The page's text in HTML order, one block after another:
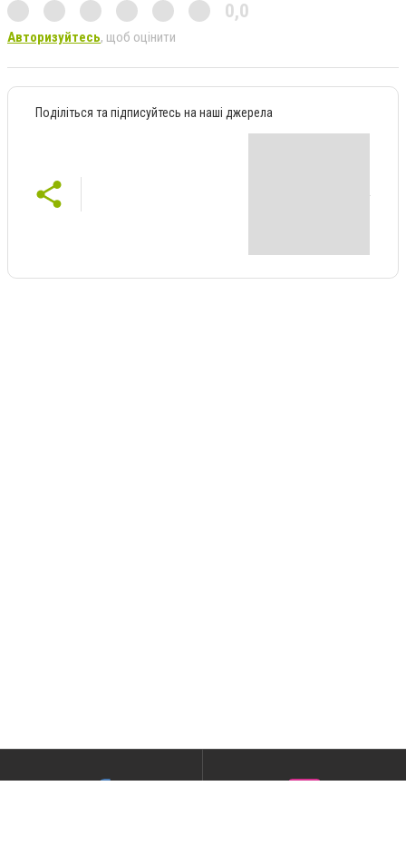
0,0
Авторизуйтесь, щоб оцінити
Поділіться та підписуйтесь на наші джерела